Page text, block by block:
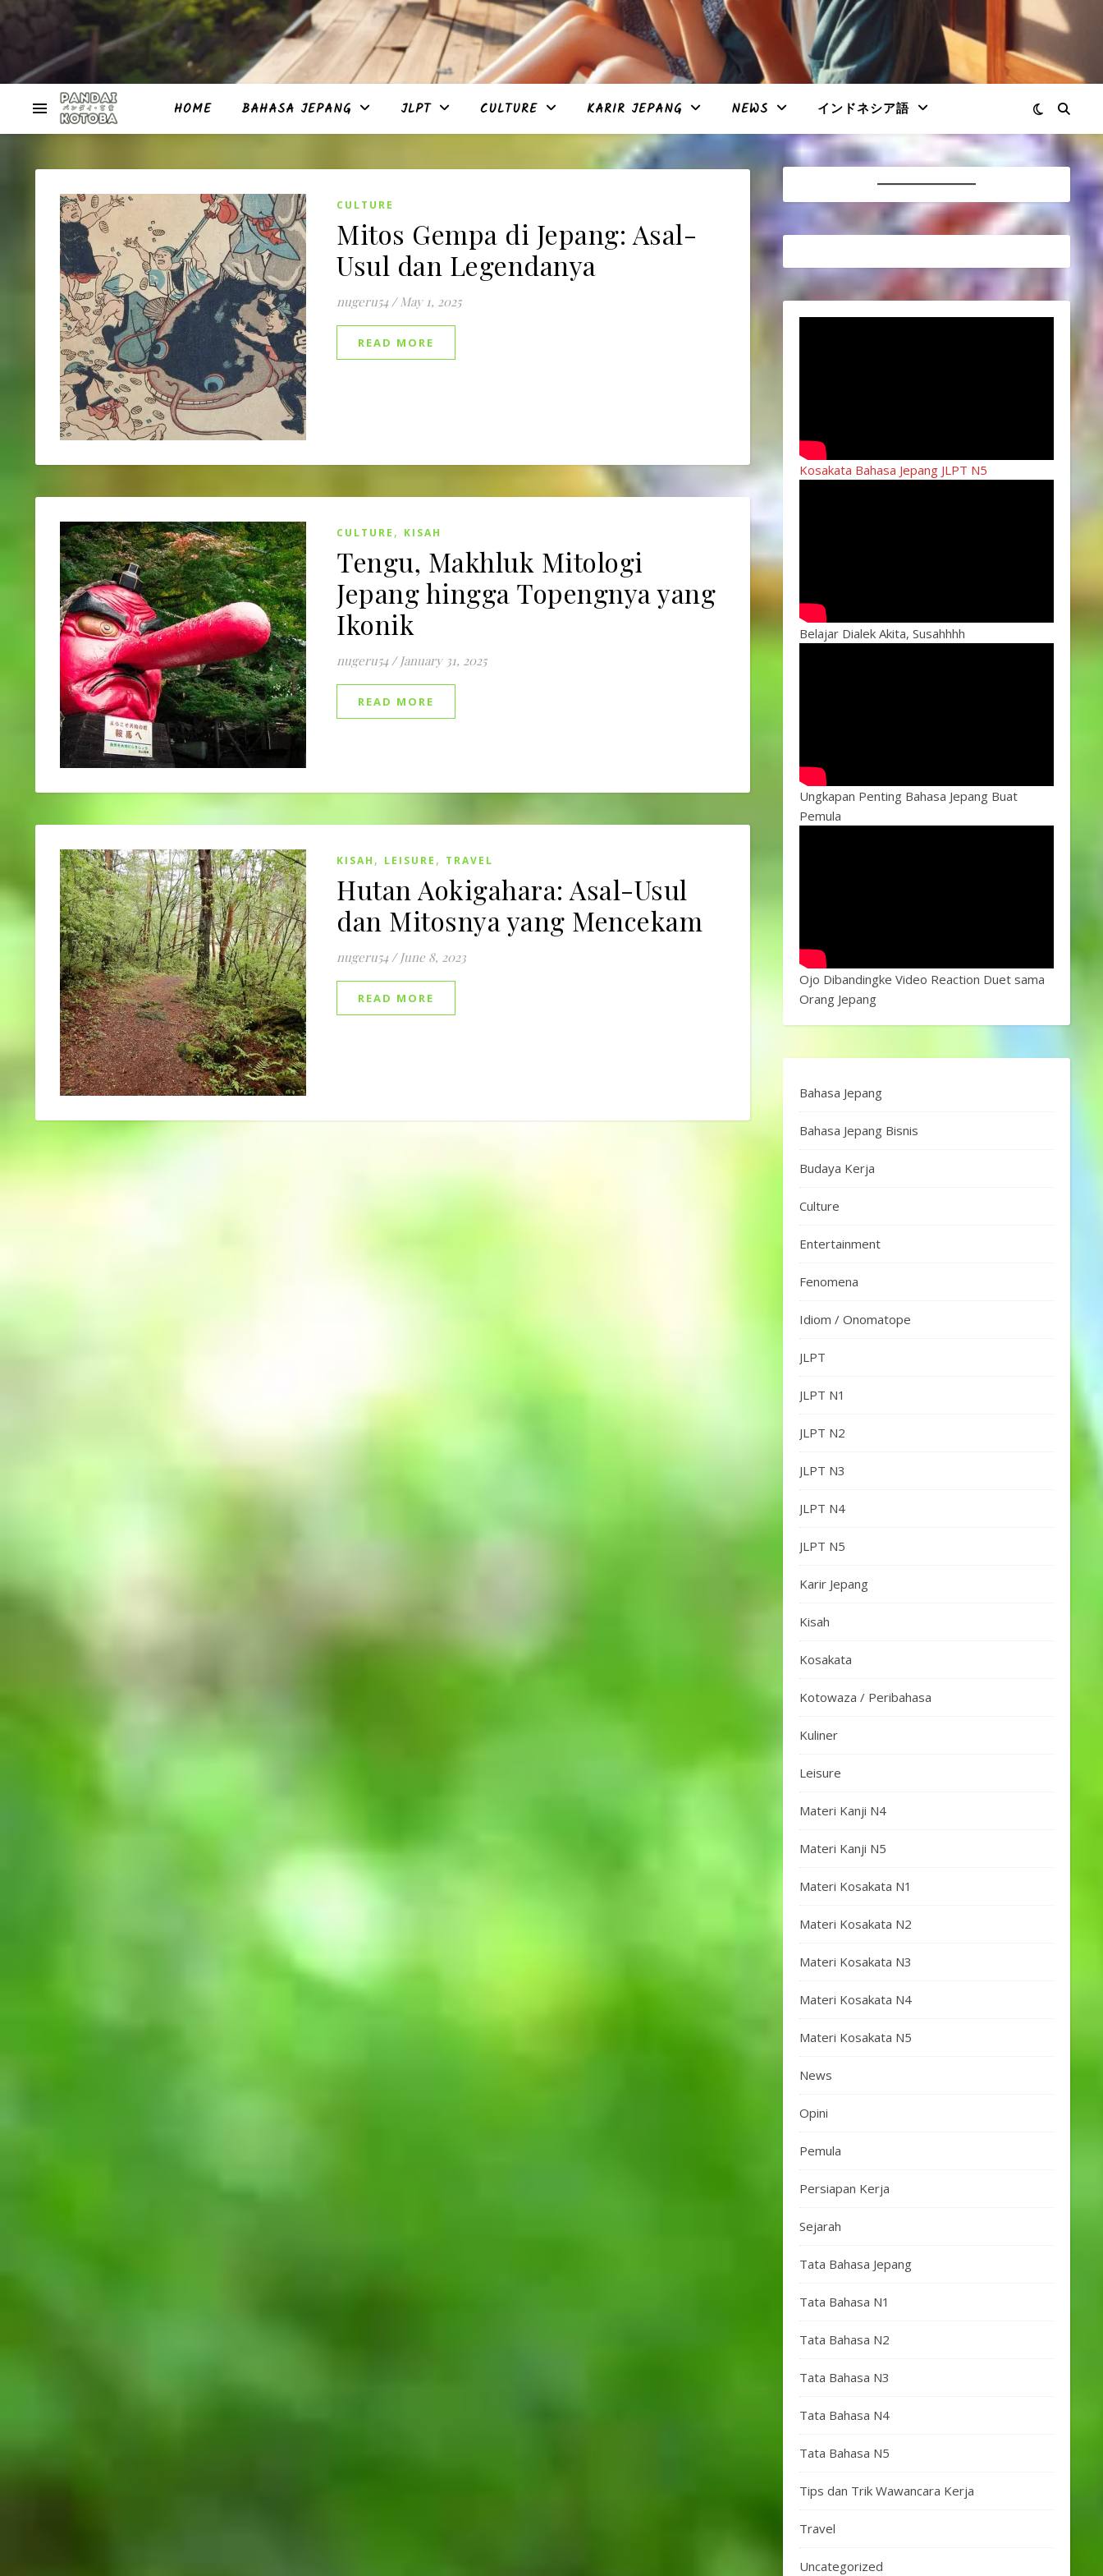
HOME BAHASA JEPANG JLPT CULTURE KARIR JEPANG NEWS インドネシア語
CULTURE
Mitos Gempa di Jepang: Asal-
Usul dan Legendanya
nugeru54 / May 1, 2025
READ MORE
CULTURE , KISAH
Tengu, Makhluk Mitologi
Jepang hingga Topengnya yang
Ikonik
nugeru54 / January 31, 2025
READ MORE
KISAH , LEISURE , TRAVEL
Hutan Aokigahara: Asal-Usul
dan Mitosnya yang Mencekam
nugeru54 / June 8, 2023
READ MORE
Kosakata Bahasa Jepang JLPT N5
Belajar Dialek Akita, Susahhhh
Ungkapan Penting Bahasa Jepang Buat
Pemula
Ojo Dibandingke Video Reaction Duet sama
Orang Jepang
Bahasa Jepang
Bahasa Jepang Bisnis
Budaya Kerja
Culture
Entertainment
Fenomena
Idiom / Onomatope
JLPT
JLPT N1
JLPT N2
JLPT N3
JLPT N4
JLPT N5
Karir Jepang
Kisah
Kosakata
Kotowaza / Peribahasa
Kuliner
Leisure
Materi Kanji N4
Materi Kanji N5
Materi Kosakata N1
Materi Kosakata N2
Materi Kosakata N3
Materi Kosakata N4
Materi Kosakata N5
News
Opini
Pemula
Persiapan Kerja
Sejarah
Tata Bahasa Jepang
Tata Bahasa N1
Tata Bahasa N2
Tata Bahasa N3
Tata Bahasa N4
Tata Bahasa N5
Tips dan Trik Wawancara Kerja
Travel
Uncategorized